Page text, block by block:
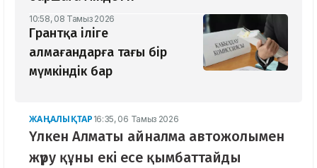
10:58, 08 Тамыз 2026
Грантқа іліге
алмағандарға тағы бір
мүмкіндік бар
ЖАҢАЛЫҚТАР 16:35, 06 Тамыз 2026
Үлкен Алматы айналма автожолымен
жүру құны екі есе қымбаттайды